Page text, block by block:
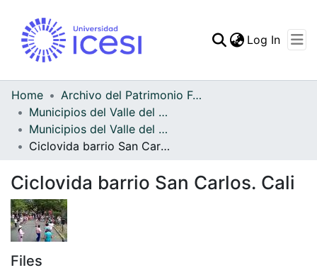
Log In
Home
Archivo del Patrimonio Fotográfico y Fílmico del Valle del Cauca
Municipios del Valle del Cauca
Municipios del Valle del Cauca
Ciclovida barrio San Carlos. Cali
Ciclovida barrio San Carlos. Cali
Files